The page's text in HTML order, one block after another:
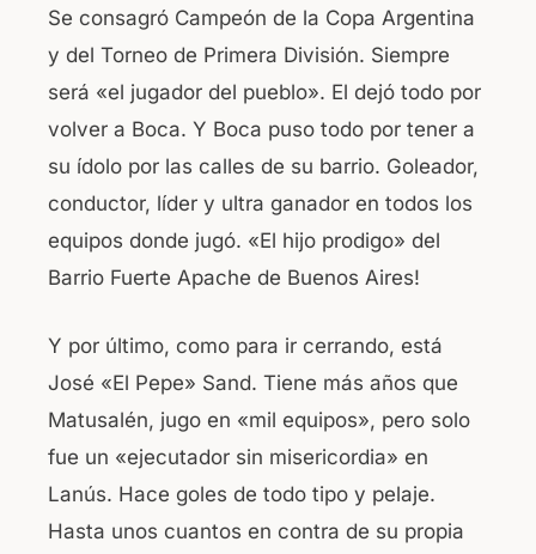
Se consagró Campeón de la Copa Argentina
y del Torneo de Primera División. Siempre
será «el jugador del pueblo». El dejó todo por
volver a Boca. Y Boca puso todo por tener a
su ídolo por las calles de su barrio. Goleador,
conductor, líder y ultra ganador en todos los
equipos donde jugó. «El hijo prodigo» del
Barrio Fuerte Apache de Buenos Aires!
Y por último, como para ir cerrando, está
José «El Pepe» Sand. Tiene más años que
Matusalén, jugo en «mil equipos», pero solo
fue un «ejecutador sin misericordia» en
Lanús. Hace goles de todo tipo y pelaje.
Hasta unos cuantos en contra de su propia